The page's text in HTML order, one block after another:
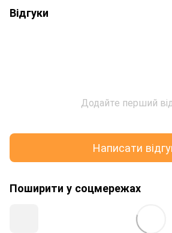
Відгуки
Додайте перший
Написати
Поширити у соцмережах